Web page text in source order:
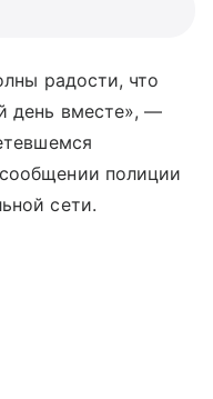
радости, что
день вместе», —
полиции
сети.